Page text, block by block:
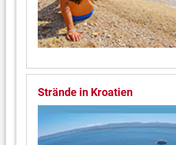
Strände in Kroatien